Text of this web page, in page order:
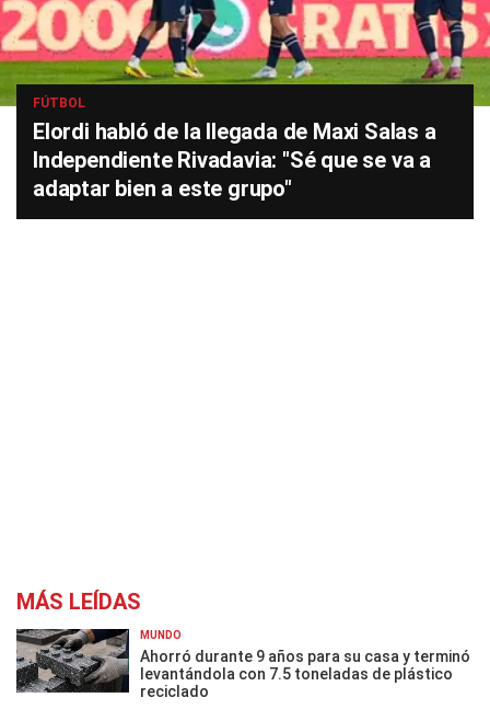
FÚTBOL
Elordi habló de la llegada de Maxi Salas a
Independiente Rivadavia: "Sé que se va a
adaptar bien a este grupo"
MÁS LEÍDAS
MUNDO
Ahorró durante 9 años para su casa y terminó
levantándola con 7.5 toneladas de plástico
reciclado